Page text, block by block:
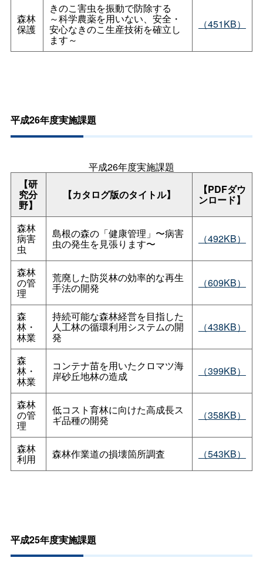
森林
保護
きのこ害虫を振動で防除する
～科学農薬を用いない、安全・
安心なきのこ生産技術を確立し
ます～
（451KB）
平成26年度実施課題
平成26年度実施課題
【研
究分
野】
【カタログ版のタイトル】 【PDFダウ
ンロード】
森林
病害
虫
島根の森の「健康管理」〜病害
虫の発生を見張ります〜 （492KB）
森林
の管
理
荒廃した防災林の効率的な再生
手法の開発 （609KB）
森
林・
林業
持続可能な森林経営を目指した
人工林の循環利用システムの開
発
（438KB）
森
林・
林業
コンテナ苗を用いたクロマツ海
岸砂丘地林の造成 （399KB）
森林
の管
理
低コスト育林に向けた高成長ス
ギ品種の開発 （358KB）
森林
利用 森林作業道の損壊箇所調査 （543KB）
平成25年度実施課題